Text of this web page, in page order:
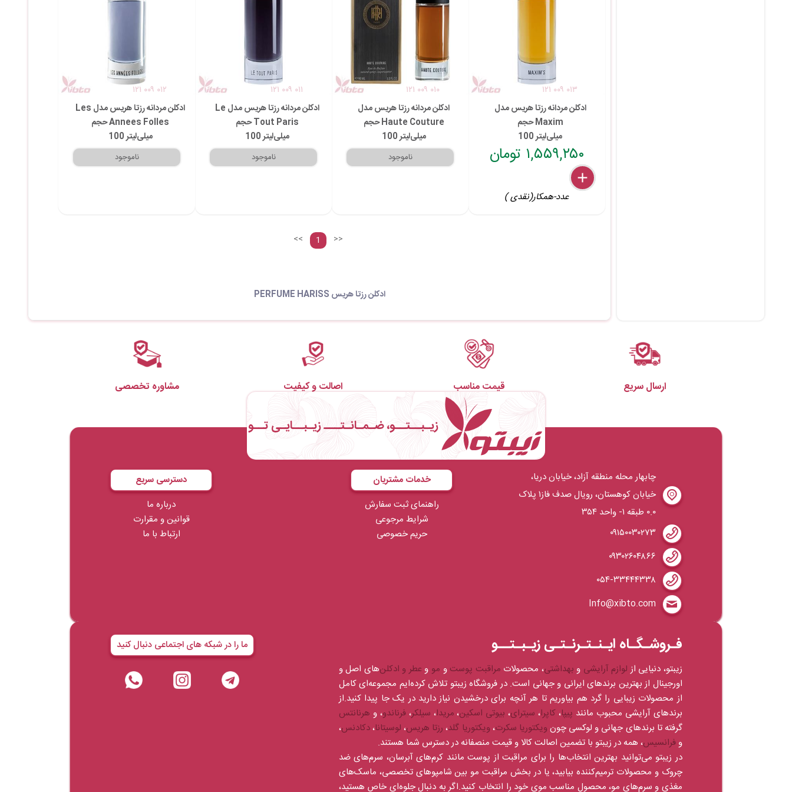
۱۲۱ ۰۰۹ ۰۱۳
ادکلن مردانه رزتا هریس مدل
Maxim حجم
100 میلی‌لیتر
۱,۵۵۹,۲۵۰ تومان
delete
remove
add
عدد-همکار(نقدی )
۱۲۱ ۰۰۹ ۰۱۰
ادکلن مردانه رزتا هریس مدل
Haute Couture حجم
100 میلی‌لیتر
۱۲۱ ۰۰۹ ۰۱۱
ادکلن مردانه رزتا هریس مدل Le
Tout Paris حجم
100 میلی‌لیتر
۱۲۱ ۰۰۹ ۰۱۲
ادکلن مردانه رزتا هریس مدل Les
Annees Folles حجم
100 میلی‌لیتر
<< 1 >>
ادکلن رزتا هریس PERFUME HARISS
ارسال سریع قیمت مناسب اصالت و کیفیت مشاوره تخصصی
زیـبــتــو، ضـمـانـتـــ زیـبــایـی تــو
چابهار محله منطقه آزاد، خیابان دریا،
خیابان کوهستان، رویال صدف فاز۱ پلاک
۰.۰ طبقه ۱- واحد ۳۵۴
۰۹۱۵۰۰۳۰۲۷۳
۰۹۳۰۲۶۰۴۸۶۶
۰۵۴-۳۳۴۴۴۳۳۸
Info@xibto.com
خدمات مشتریان
راهنمای ثبت سفارش
شرایط مرجوعی
حریم خصوصی
دسترسی سریع
درباره ما
قوانین و مقرارت
ارتباط با ما
فـروشـگـاه ایـنـتـرنـتـی زیـبـتــو
زیبتو، دنیایی از لوازم آرایشی و بهداشتی، محصولات مراقبت پوست و مو و عطر و ادکلن‌های اصل و
اورجینال از بهترین برندهای ایرانی و جهانی است. در فروشگاه زیبتو تلاش کرده‌ایم مجموعه‌ای کامل
از محصولات زیبایی را گرد هم بیاوریم تا هر آنچه برای درخشیدن نیاز دارید در یک جا پیدا کنید.از
برندهای آرایشی محبوب مانند پیپا، کاپرا، سیترای، بیوتی اسکین، مریدا، سیلکر،فرناندو، و هرنانتس
گرفته تا برندهای جهانی و لوکسی چون ویکتوریا سکرت، ویکتوریا گلد، رزتا هریس، لوسیتانا،دکادنس،
وفرانسیس، همه در زیبتو با تضمین اصالت کالا و قیمت منصفانه در دسترس شما هستند.
در زیبتو می‌توانید بهترین انتخاب‌ها را برای مراقبت از پوست مانند کرم‌های آبرسان، سرم‌های ضد
چروک و محصولات ترمیم‌کننده بیابید، یا در بخش مراقبت مو بین شامپوهای تخصصی، ماسک‌های
مغذی و سرم‌های مو، محصول مناسب موی خود را انتخاب کنید.اگر به دنبال جلوه‌ای خاص هستید،
ما را در شبکه های اجتماعی دنبال کنید